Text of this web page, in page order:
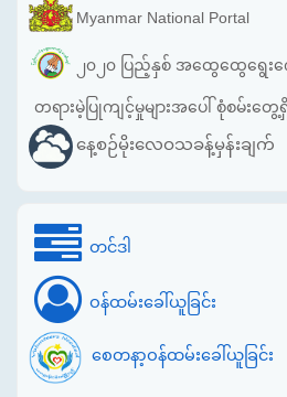
Myanmar National Portal
၂၀၂၀ ပြည့်နှစ် အထွေထွေရွေး
တရားမဲ့ပြုကျင့်မှုများအပေါ် စုံစမ်းတွေ့ရှိ
နေ့စဉ်မိုးလေဝသခန့်မှန်းချက်
တင်ဒါ
ဝန်ထမ်းခေါ်ယူခြင်း
စေတနာ့ဝန်ထမ်းခေါ်ယူခြင်း